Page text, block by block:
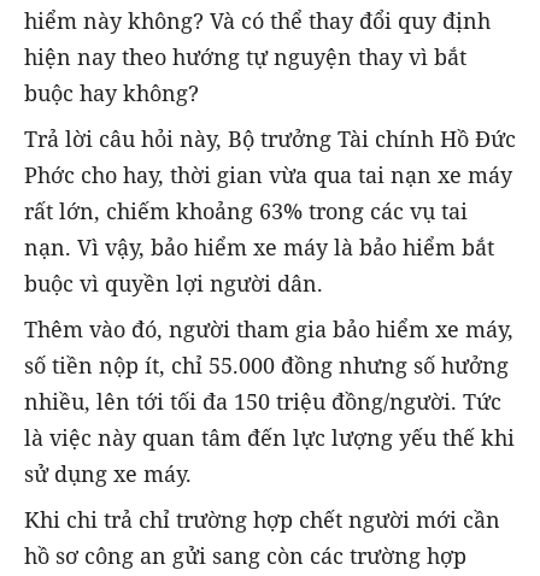
hiểm này không? Và có thể thay đổi quy định
hiện nay theo hướng tự nguyện thay vì bắt
buộc hay không?
Trả lời câu hỏi này, Bộ trưởng Tài chính Hồ Đức
Phớc cho hay, thời gian vừa qua tai nạn xe máy
rất lớn, chiếm khoảng 63% trong các vụ tai
nạn. Vì vậy, bảo hiểm xe máy là bảo hiểm bắt
buộc vì quyền lợi người dân.
Thêm vào đó, người tham gia bảo hiểm xe máy,
số tiền nộp ít, chỉ 55.000 đồng nhưng số hưởng
nhiều, lên tới tối đa 150 triệu đồng/người. Tức
là việc này quan tâm đến lực lượng yếu thế khi
sử dụng xe máy.
Khi chi trả chỉ trường hợp chết người mới cần
hồ sơ công an gửi sang còn các trường hợp